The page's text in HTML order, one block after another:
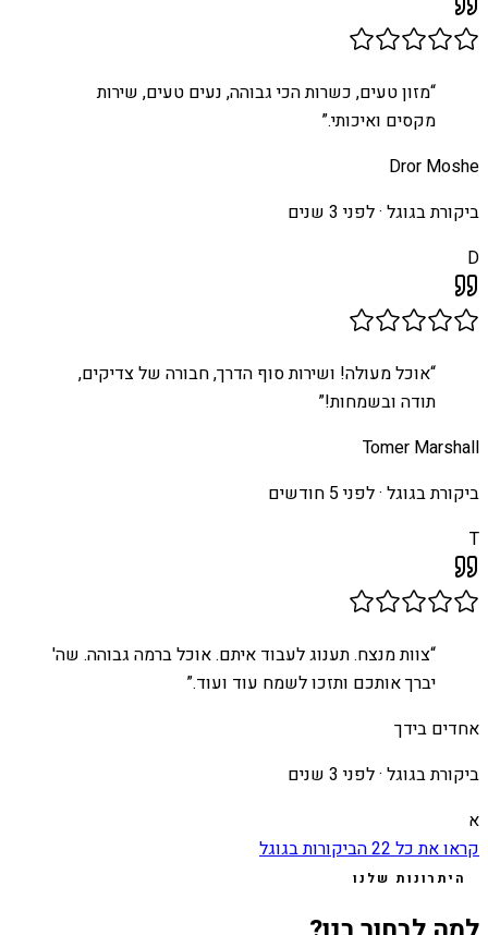
“מזון טעים, כשרות הכי גבוהה, נעים טעים, שירות
מקסים ואיכותי.”
Dror Moshe
ביקורת בגוגל ·לפני 3 שנים
D
“אוכל מעולה! ושירות סוף הדרך, חבורה של צדיקים,
תודה ובשמחות!”
Tomer Marshall
ביקורת בגוגל ·לפני 5 חודשים
T
“צוות מנצח. תענוג לעבוד איתם. אוכל ברמה גבוהה. שה'
יברך אותכם ותזכו לשמח עוד ועוד.”
אחדים בידך
ביקורת בגוגל ·לפני 3 שנים
א
קראו את כל22הביקורות בגוגל
היתרונות שלנו